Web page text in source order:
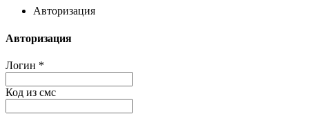
Авторизация
Авторизация
Логин *
Код из смс